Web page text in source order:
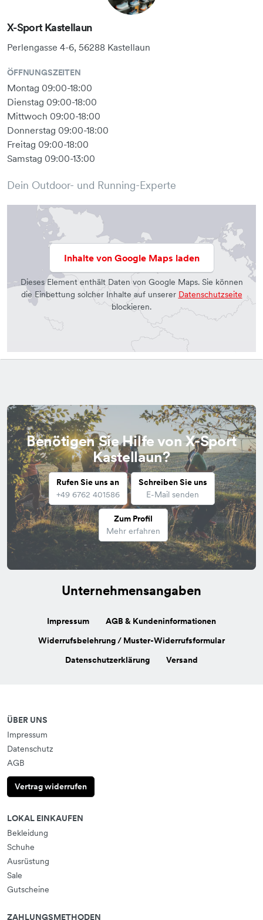
M
90 cm - 96 cm
L
103 cm - 109
cmBefestigungsschlaufenSchlüsselclipElastische &
modulare BefestitungskordelnStockhalterungbluesign(R)
ProduktClimatePartner zertifiziertes ProduktGrüner Knopf-
zertifiziertElastischer & verstellbarer Brustgurt
SignalpfeifeSteckfächerTrinksystem kompatibel (1,5 L)Ohne
ZugangWaschbarReißverschlusstasche
hintenSchulterträgertaschen mit
ReißverschlussSchulterträgertaschen für
SoftflasksSchulterträgerstecktaschenReflektierende
ElementeErgonomisch geformtes & verstellbares Westen-
Tragesystem
X-Sport Kastellaun
Perlengasse 4-6, 56288 Kastellaun
ÖFFNUNGSZEITEN
Montag 09:00-18:00
Dienstag 09:00-18:00
Mittwoch 09:00-18:00
Donnerstag 09:00-18:00
Freitag 09:00-18:00
Samstag 09:00-13:00
Dein Outdoor- und Running-Experte
Inhalte von Google Maps laden
Dieses Element enthält Daten von Google Maps. Sie können
die Einbettung solcher Inhalte auf unserer Datenschutzseite
blockieren.
Benötigen Sie Hilfe von X-Sport
Kastellaun?
Rufen Sie uns an
+49 6762 401586
Schreiben Sie uns
E-Mail senden
Zum Profil
Mehr erfahren
Unternehmensangaben
Impressum
AGB & Kundeninformationen
Widerrufsbelehrung / Muster-Widerrufsformular
Datenschutzerklärung
Versand
ÜBER UNS
Impressum
Datenschutz
AGB
Vertrag widerrufen
LOKAL EINKAUFEN
Bekleidung
Schuhe
Ausrüstung
Sale
Gutscheine
ZAHLUNGSMETHODEN